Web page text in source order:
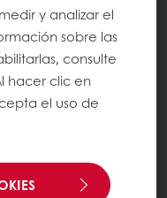
y analizar el
sobre las
consulte
hacer clic en
el uso de